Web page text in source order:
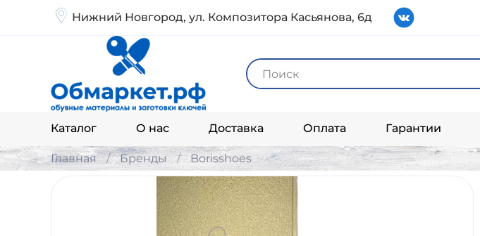
Нижний Новгород, ул. Композитора Касьянова, 6д
Каталог О нас Доставка Оплата Гарантии
Главная Бренды Borisshoes